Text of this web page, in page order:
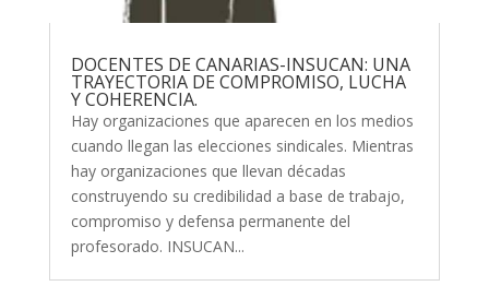
DOCENTES DE CANARIAS-INSUCAN: UNA
TRAYECTORIA DE COMPROMISO, LUCHA
Y COHERENCIA.
Hay organizaciones que aparecen en los medios
cuando llegan las elecciones sindicales. Mientras
hay organizaciones que llevan décadas
construyendo su credibilidad a base de trabajo,
compromiso y defensa permanente del
profesorado. INSUCAN...